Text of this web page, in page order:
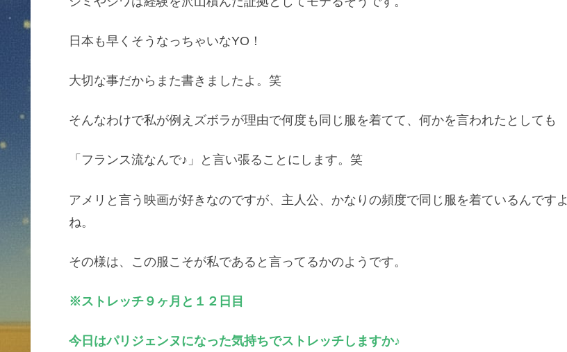
日本も早くそうなっちゃいなYO！
大切な事だからまた書きましたよ。笑
そんなわけで私が例えズボラが理由で何度も同じ服を着てて、何かを言われたとしても
「フランス流なんで♪」と言い張ることにします。笑
アメリと言う映画が好きなのですが、主人公、かなりの頻度で同じ服を着ているんですよ
ね。
その様は、この服こそが私であると言ってるかのようです。
※ストレッチ９ヶ月と１２日目
今日はパリジェンヌになった気持ちでストレッチしますか♪